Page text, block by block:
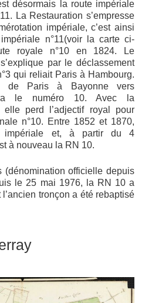
désormais la route impériale
La Restauration s’empresse
impériale, c’est ainsi
n°11(voir la carte ci-
royale n°10 en 1824. Le
par le déclassement
qui reliait Paris à Hambourg.
de Paris à Bayonne vers
le numéro 10. Avec la
elle perd l’adjectif royal pour
n°10. Entre 1852 et 1870,
impériale et, à partir du 4
à nouveau la RN 10.
(dénomination officielle depuis
le 25 mai 1976, la RN 10 a
tronçon a été rebaptisé